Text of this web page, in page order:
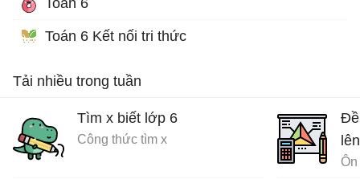
Toán 6 Kết nối tri thức
Tải nhiều trong tuần
Tìm x biết lớp 6
Công thức tìm x
Đề